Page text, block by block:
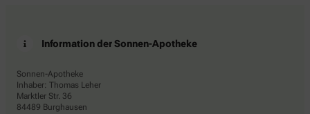
Information der Sonnen-Apotheke
Sonnen-Apotheke
Inhaber: Thomas Leher
Marktler Str. 36
84489 Burghausen